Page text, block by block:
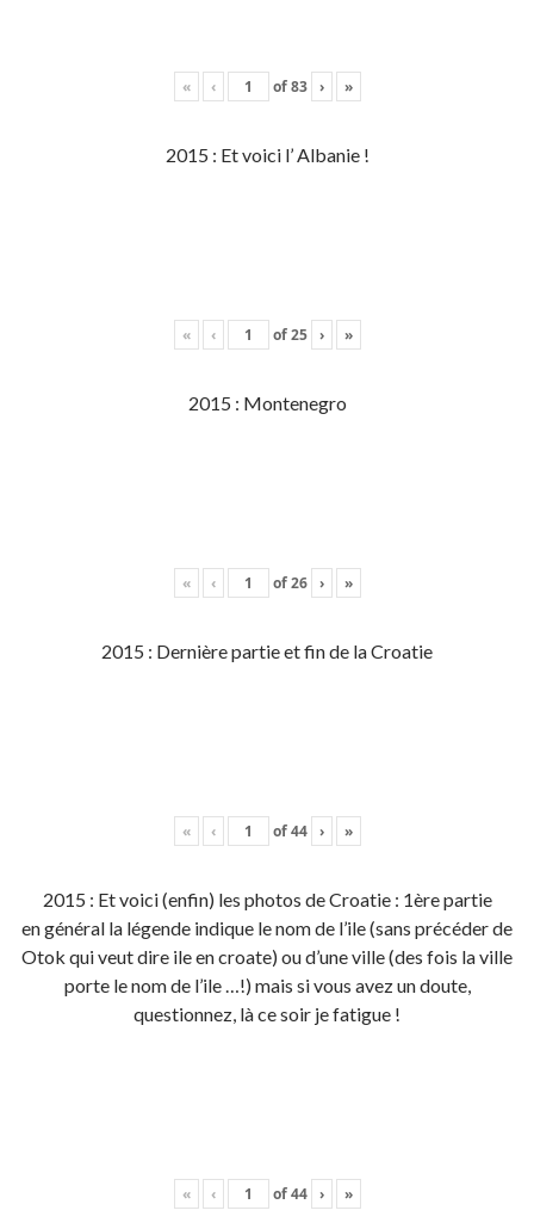
« ‹ of83 › »
2015 : Et voici l’ Albanie !
« ‹ of25 › »
2015 : Montenegro
« ‹ of26 › »
2015 : Dernière partie et fin de la Croatie
« ‹ of44 › »
2015 : Et voici (enfin) les photos de Croatie : 1ère partie
en général la légende indique le nom de l’ile (sans précéder de
Otok qui veut dire ile en croate) ou d’une ville (des fois la ville
porte le nom de l’ile …!) mais si vous avez un doute,
questionnez, là ce soir je fatigue !
« ‹ of44 › »